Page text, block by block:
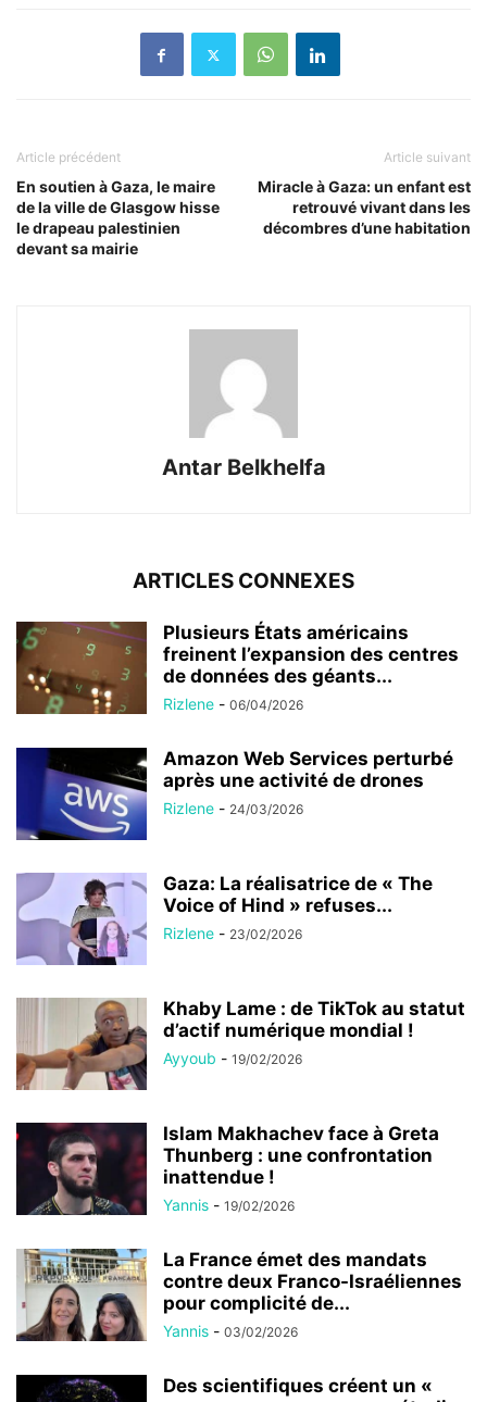
Article précédent
En soutien à Gaza, le maire
de la ville de Glasgow hisse
le drapeau palestinien
devant sa mairie
Article suivant
Miracle à Gaza: un enfant est
retrouvé vivant dans les
décombres d’une habitation
Antar Belkhelfa
ARTICLES CONNEXES
Plusieurs États américains
freinent l’expansion des centres
de données des géants...
Rizlene - 06/04/2026
Amazon Web Services perturbé
après une activité de drones
Rizlene - 24/03/2026
Gaza: La réalisatrice de « The
Voice of Hind » refuses...
Rizlene - 23/02/2026
Khaby Lame : de TikTok au statut
d’actif numérique mondial !
Ayyoub - 19/02/2026
Islam Makhachev face à Greta
Thunberg : une confrontation
inattendue !
Yannis - 19/02/2026
La France émet des mandats
contre deux Franco-Israéliennes
pour complicité de...
Yannis - 03/02/2026
Des scientifiques créent un «